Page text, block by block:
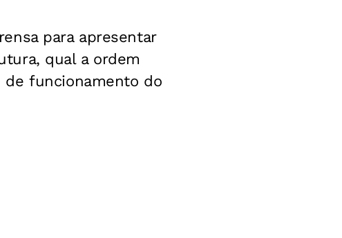
para apresentar
qual a ordem
de funcionamento do